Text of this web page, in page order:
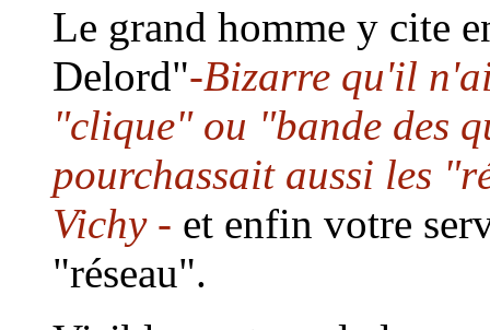
Le grand homme y cite
Delord"-Bizarre qu'il
"clique" ou "bande des
pourchassait aussi les
Vichy - et enfin votre
"réseau".